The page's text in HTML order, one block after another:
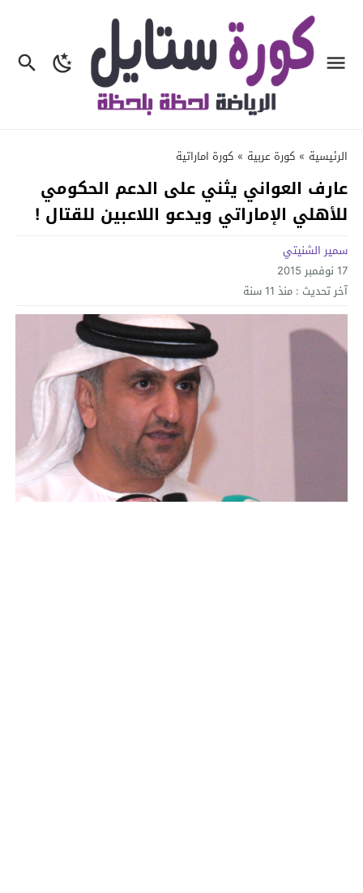
الرئيسية » كورة عربية » كورة اماراتية
عارف العواني يثني على الدعم الحكومي
للأهلي الإماراتي ويدعو اللاعبين للقتال !
سمير الشنيتي
17 نوفمبر 2015
آخر تحديث : منذ 11 سنة